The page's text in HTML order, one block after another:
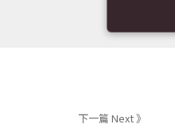
下一篇 Next 》